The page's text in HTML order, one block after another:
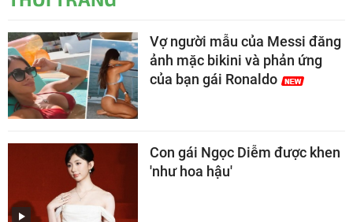
Vợ người mẫu của Messi đăng
ảnh mặc bikini và phản ứng
của bạn gái Ronaldo
Con gái Ngọc Diễm được khen
'như hoa hậu'